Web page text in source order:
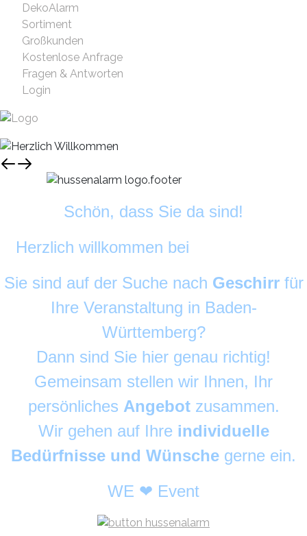
DekoAlarm
Sortiment
Großkunden
Kostenlose Anfrage
Fragen & Antworten
Login
Schön, dass Sie da sind!
Herzlich willkommen bei
Sie sind auf der Suche nach Geschirr für
Ihre Veranstaltung in Baden-
Württemberg?
Dann sind Sie hier genau richtig!
Gemeinsam stellen wir Ihnen, Ihr
persönliches Angebot zusammen.
Wir gehen auf Ihre individuelle
Bedürfnisse und Wünsche gerne ein.
WE ❤ Event